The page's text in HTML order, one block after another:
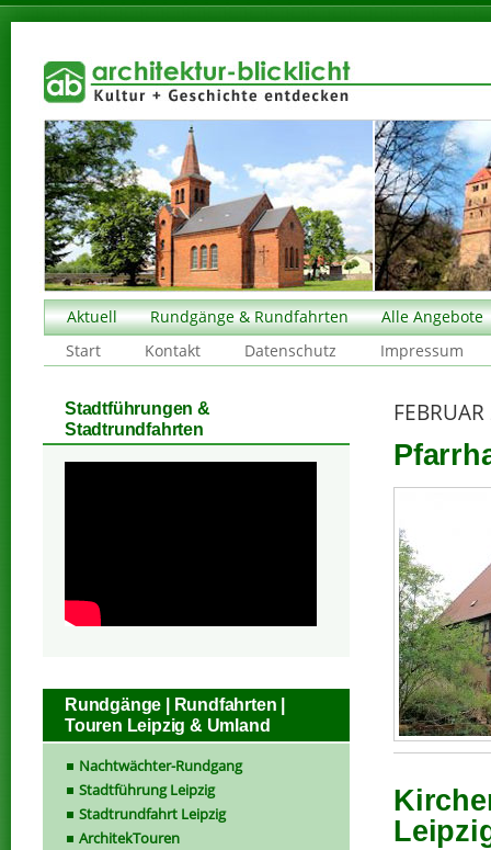
Aktuell Rundgänge & Rundfahrten
Alle Angebote
Start
Kontakt Datenschutz Impressum
Stadtführungen &
Stadtrundfahrten
Rundgänge | Rundfahrten |
Touren Leipzig & Umland
Nachtwächter-Rundgang
Stadtführung Leipzig
Stadtrundfahrt Leipzig
ArchitekTouren